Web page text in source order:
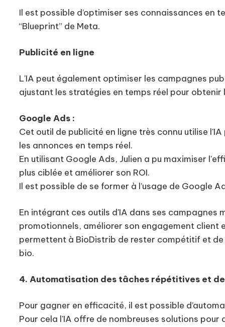
Il est possible d’optimiser ses connaissances en
“Blueprint” de Meta.
Publicité en ligne
L'IA peut également optimiser les campagnes
ajustant les stratégies en temps réel pour obtenir
Google Ads :
Cet outil de publicité en ligne très connu utilise
les annonces en temps réel.
En utilisant Google Ads, Julien a pu maximiser
plus ciblée et améliorer son ROI.
Il est possible de se former à l’usage de Google
En intégrant ces outils d'IA dans ses
promotionnels, améliorer son engagement client
permettent à BioDistrib de rester compétitif et
bio.
4. Automatisation des tâches répétitives et
Pour gagner en efficacité, il est possible
Pour cela l'IA offre de nombreuses solutions